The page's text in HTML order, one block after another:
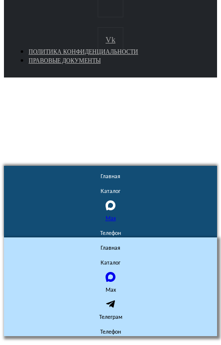
Vk
ПОЛИТИКА КОНФИДЕНЦИАЛЬНОСТИ
ПРАВОВЫЕ ДОКУМЕНТЫ
Главная
Каталог
Max
Телефон
Главная
Каталог
Max
Телеграм
Телефон